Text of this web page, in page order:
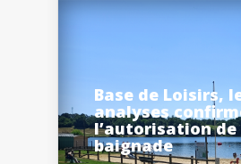
Base de Loisirs,
analyses
l’autorisation de
baignade